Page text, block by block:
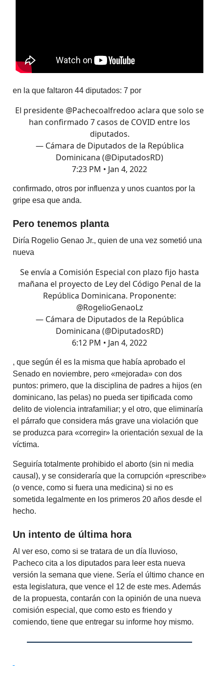
en la que faltaron 44 diputados: 7 por
El presidente @Pachecoalfredoo aclara que solo se
han confirmado 7 casos de COVID entre los
diputados.
— Cámara de Diputados de la República
Dominicana (@DiputadosRD)
7:23 PM • Jan 4, 2022
confirmado, otros por influenza y unos cuantos por la
gripe esa que anda.
Pero tenemos planta
Diría Rogelio Genao Jr., quien de una vez sometió una
nueva
Se envía a Comisión Especial con plazo fijo hasta
mañana el proyecto de Ley del Código Penal de la
República Dominicana. Proponente:
@RogelioGenaoLz
— Cámara de Diputados de la República
Dominicana (@DiputadosRD)
6:12 PM • Jan 4, 2022
, que según él es la misma que había aprobado el
Senado en noviembre, pero «mejorada» con dos
puntos: primero, que la disciplina de padres a hijos (en
dominicano, las pelas) no pueda ser tipificada como
delito de violencia intrafamiliar; y el otro, que eliminaría
el párrafo que considera más grave una violación que
se produzca para «corregir» la orientación sexual de la
víctima.
Seguiría totalmente prohibido el aborto (sin ni media
causal), y se consideraría que la corrupción «prescribe»
(o vence, como si fuera una medicina) si no es
sometida legalmente en los primeros 20 años desde el
hecho.
Un intento de última hora
Al ver eso, como si se tratara de un día lluvioso,
Pacheco cita a los diputados para leer esta nueva
versión la semana que viene. Sería el último chance en
esta legislatura, que vence el 12 de este mes. Además
de la propuesta, contarán con la opinión de una nueva
comisión especial, que como esto es friendo y
comiendo, tiene que entregar su informe hoy mismo.